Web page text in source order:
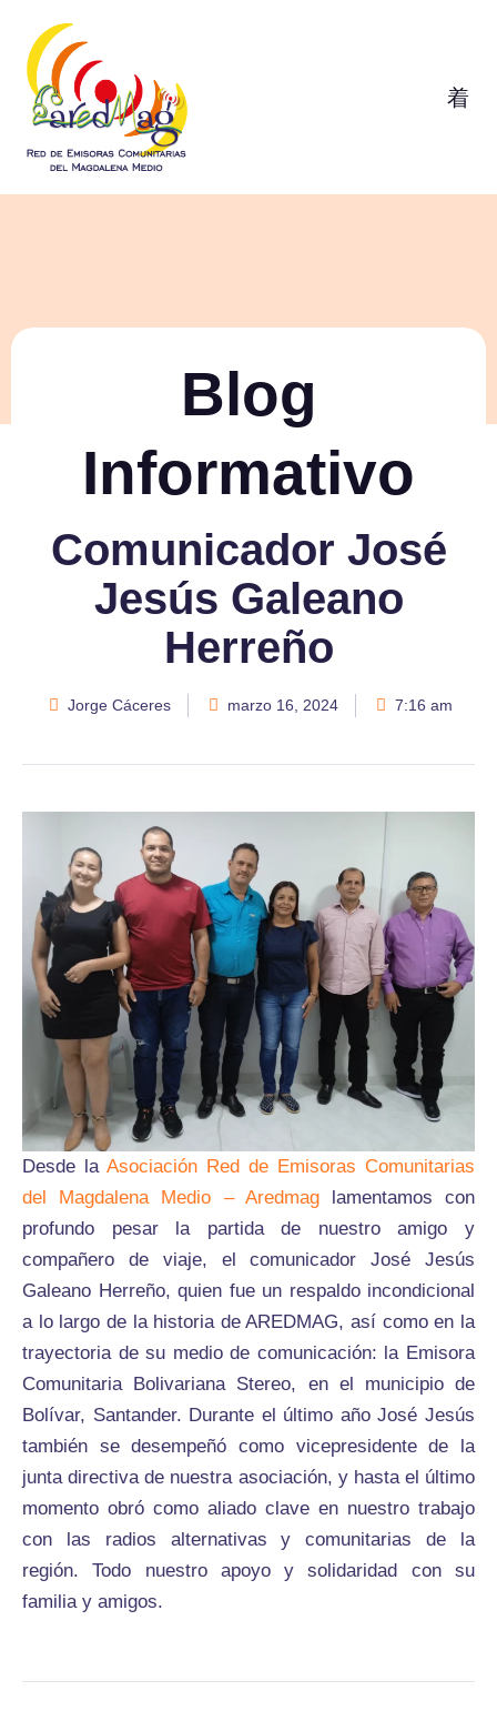
Blog
Informativo
Comunicador José
Jesús Galeano
Herreño
Jorge Cáceres marzo 16, 2024 7:16 am
Desde la Asociación Red de Emisoras Comunitarias
del Magdalena Medio – Aredmaglamentamos con
profundo pesar la partida de nuestro amigo y
compañero de viaje, el comunicador José Jesús
Galeano Herreño, quien fue un respaldo incondicional
a lo largo de la historia de AREDMAG, así como en la
trayectoria de su medio de comunicación: la Emisora
Comunitaria Bolivariana Stereo, en el municipio de
Bolívar, Santander. Durante el último año José Jesús
también se desempeñó como vicepresidente de la
junta directiva de nuestra asociación, y hasta el último
momento obró como aliado clave en nuestro trabajo
con las radios alternativas y comunitarias de la
región. Todo nuestro apoyo y solidaridad con su
familia y amigos.